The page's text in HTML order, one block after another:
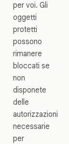
per voi. Gli
oggetti
protetti
possono
rimanere
bloccati se
non
disponete
delle
autorizzazioni
necessarie
per